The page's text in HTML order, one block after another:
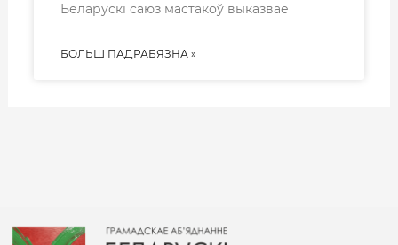
Беларускі саюз мастакоў выказвае
БОЛЬШ ПАДРАБЯЗНА »